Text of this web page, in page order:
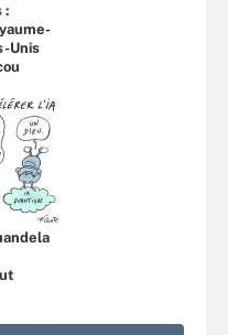
:
Unis